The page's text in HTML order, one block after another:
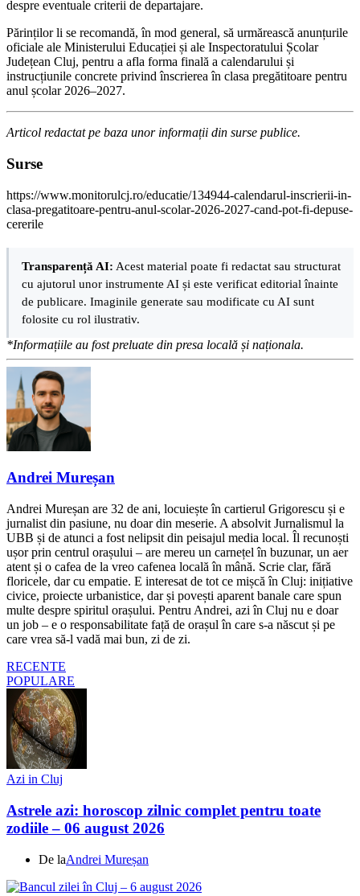
despre eventuale criterii de departajare.
Părinților li se recomandă, în mod general, să urmărească anunțurile
oficiale ale Ministerului Educației și ale Inspectoratului Școlar
Județean Cluj, pentru a afla forma finală a calendarului și
instrucțiunile concrete privind înscrierea în clasa pregătitoare pentru
anul școlar 2026–2027.
Articol redactat pe baza unor informații din surse publice.
Surse
https://www.monitorulcj.ro/educatie/134944-calendarul-inscrierii-in-
clasa-pregatitoare-pentru-anul-scolar-2026-2027-cand-pot-fi-depuse-
cererile
Transparență AI: Acest material poate fi redactat sau structurat
cu ajutorul unor instrumente AI și este verificat editorial înainte
de publicare. Imaginile generate sau modificate cu AI sunt
folosite cu rol ilustrativ.
*Informațiile au fost preluate din presa locală și naționala.
Andrei Mureșan
Andrei Mureșan are 32 de ani, locuiește în cartierul Grigorescu și e
jurnalist din pasiune, nu doar din meserie. A absolvit Jurnalismul la
UBB și de atunci a fost nelipsit din peisajul media local. Îl recunoști
ușor prin centrul orașului – are mereu un carnețel în buzunar, un aer
atent și o cafea de la vreo cafenea locală în mână. Scrie clar, fără
floricele, dar cu empatie. E interesat de tot ce mișcă în Cluj: inițiative
civice, proiecte urbanistice, dar și povești aparent banale care spun
multe despre spiritul orașului. Pentru Andrei, azi în Cluj nu e doar
un job – e o responsabilitate față de orașul în care s-a născut și pe
care vrea să-l vadă mai bun, zi de zi.
RECENTE
POPULARE
Azi in Cluj
Astrele azi: horoscop zilnic complet pentru toate
zodiile – 06 august 2026
De laAndrei Mureșan